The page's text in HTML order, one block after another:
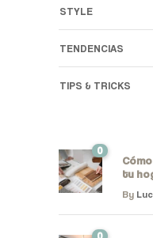
STYLE
TENDENCIAS
TIPS & TRICKS
0
tu
By